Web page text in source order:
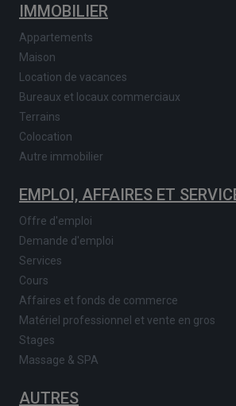
IMMOBILIER
Appartements
Maison
Location de vacances
Bureaux et locaux commerciaux
Terrains
Colocation
Autre immobilier
EMPLOI, AFFAIRES ET
Offre d'emploi
Demande d'emploi
Services
Cours
Affaires et fonds de commerce
Matériel professionnel et vente en gros
Stages
Massage & SPA
AUTRES